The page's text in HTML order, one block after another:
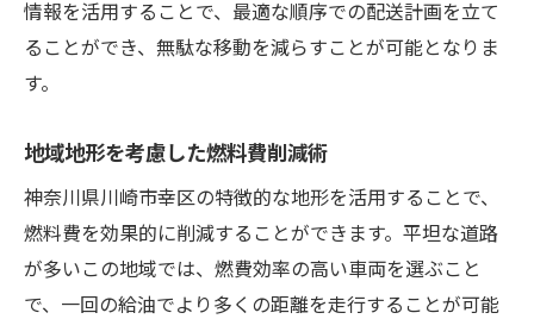
情報を活用することで、最適な順序での配送計画を立て
ることができ、無駄な移動を減らすことが可能となりま
す。
地域地形を考慮した燃料費削減術
神奈川県川崎市幸区の特徴的な地形を活用することで、
燃料費を効果的に削減することができます。平坦な道路
が多いこの地域では、燃費効率の高い車両を選ぶこと
で、一回の給油でより多くの距離を走行することが可能